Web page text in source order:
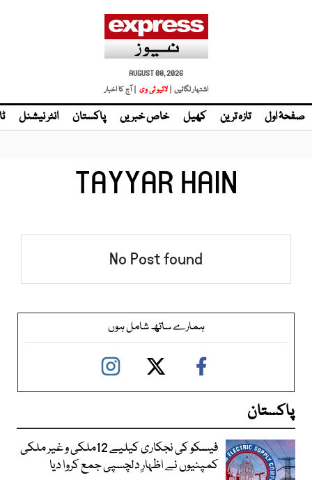
AUGUST 08, 2026
اشتہار لگائیں | لائیو ٹی وی | آج کا اخبار
صفحۂ اول تازہ ترین کھیل خاص خبریں پاکستان انٹر نیشنل
TAYYAR HAIN
No Post found
ہمارے ساتھ شامل ہوں
پاکستان
فیسکو کی نجکاری کیلیے 12ملکی و غیر ملکی
کمپنیوں نے اظہارِ دلچسپی جمع کروا دیا